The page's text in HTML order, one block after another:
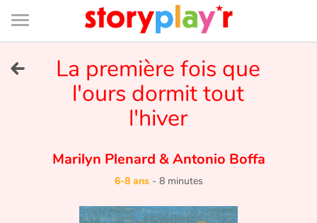
Connexion
Bibliothèque
de
page
Je me connecte
La première fois que
l'ours dormit tout
l'hiver
Marilyn Plenard &Antonio Boffa
6-8 ans- 8 minutes